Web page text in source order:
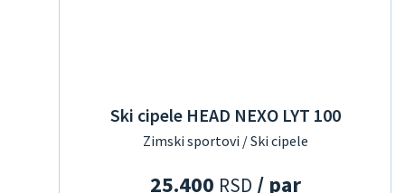
Ski cipele HEAD NEXO LYT 100
Zimski sportovi / Ski cipele
25.400 RSD / par